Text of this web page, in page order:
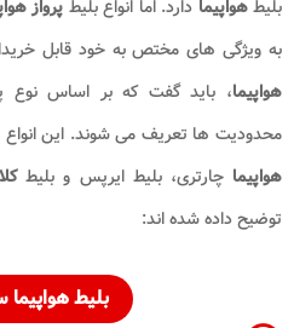
بلیطهواپیما دارد. اما انواع بلیط پرواز
به ویژگی های مختص به خود قابل
هواپیما، باید گفت که بر اساس نوع
محدودیت ها تعریف می شوند. این انواع
هواپیما چارتری، بلیط ایرپس و بلیط
توضیح داده شده اند:
بلیط